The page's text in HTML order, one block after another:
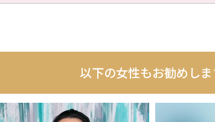
以下の女性もお勧めし